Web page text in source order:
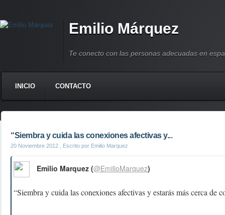
Emilio Márquez
Te conecto con las personas adecuadas en
INICIO CONTACTO
“Siembra y cuida las conexiones afectivas y...
20 Noviembre 2012 , Escrito por Emilio Marquez
“Siembra y cuida las conexiones afectivas y estarás más cerca de
Emilio Marquez (@EmilioMarquez)